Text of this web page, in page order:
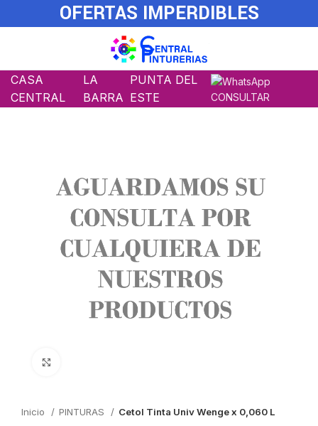
OFERTAS IMPERDIBLES
CASA
CENTRAL
LA
BARRA
PUNTA DEL
ESTE
CONSULTAR
Inicio PINTURAS Cetol Tinta Univ Wenge x 0,060 L